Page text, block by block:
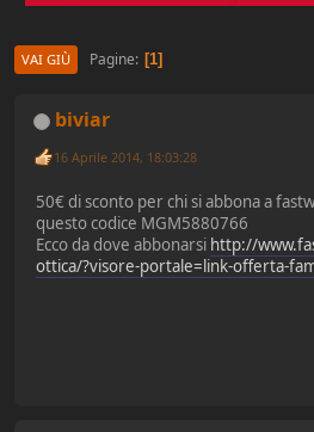
VAI GIÙ Pagine 1
biviar
16 Aprile 2014, 18:03:28
50€ di sconto per chi si abbona a
questo codice MGM5880766
Ecco da dove abbonarsi http://
ottica/?visore-portale=link-offerta-